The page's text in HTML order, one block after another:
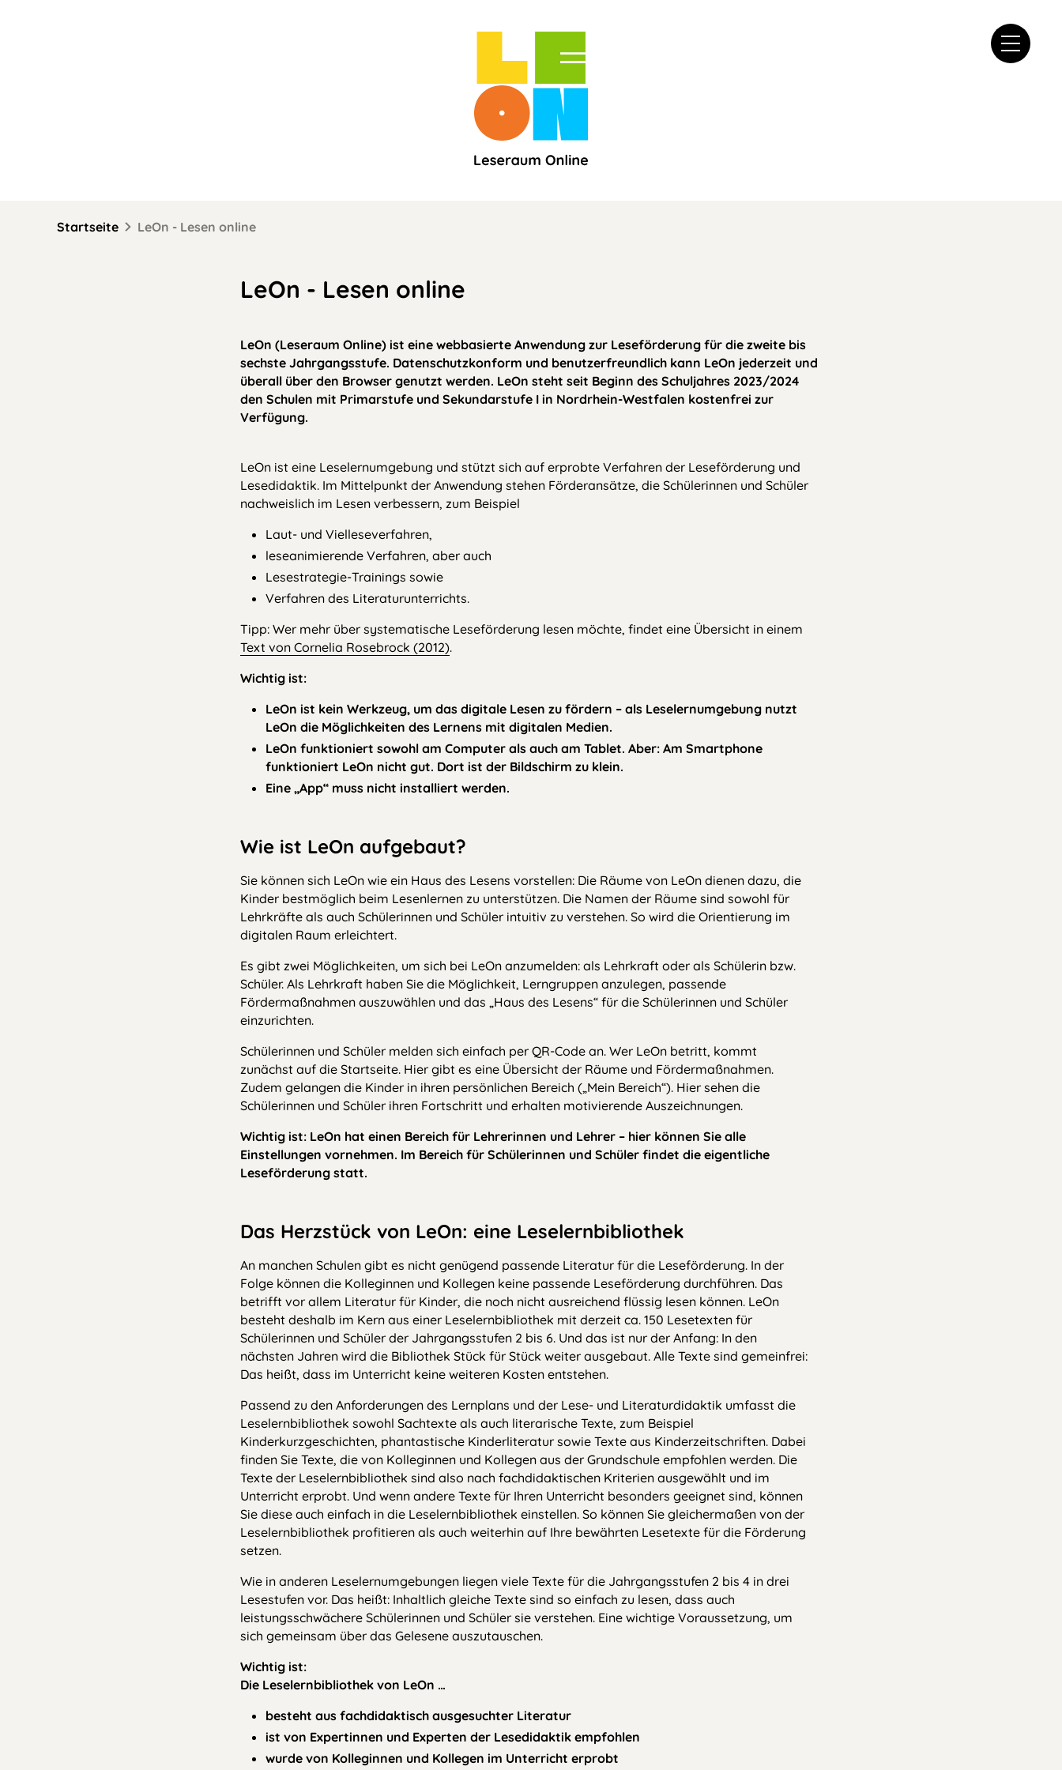
Startseite LeOn - Lesen online
LeOn - Lesen online
LeOn (Leseraum Online) ist eine webbasierte Anwendung zur Leseförderung für die zweite bis
sechste Jahrgangsstufe. Datenschutzkonform und benutzerfreundlich kann LeOn jederzeit und
überall über den Browser genutzt werden. LeOn steht seit Beginn des Schuljahres 2023/2024
den Schulen mit Primarstufe und Sekundarstufe I in Nordrhein-Westfalen kostenfrei zur
Verfügung.
LeOn ist eine Leselernumgebung und stützt sich auf erprobte Verfahren der Leseförderung und
Lesedidaktik. Im Mittelpunkt der Anwendung stehen Förderansätze, die Schülerinnen und Schüler
nachweislich im Lesen verbessern, zum Beispiel
Laut- und Vielleseverfahren,
leseanimierende Verfahren, aber auch
Lesestrategie-Trainings sowie
Verfahren des Literaturunterrichts.
Tipp: Wer mehr über systematische Leseförderung lesen möchte, findet eine Übersicht in einem
Text von Cornelia Rosebrock (2012).
Wichtig ist:
LeOn ist kein Werkzeug, um das digitale Lesen zu fördern – als Leselernumgebung nutzt
LeOn die Möglichkeiten des Lernens mit digitalen Medien.
LeOn funktioniert sowohl am Computer als auch am Tablet. Aber: Am Smartphone
funktioniert LeOn nicht gut. Dort ist der Bildschirm zu klein.
Eine „App“ muss nicht installiert werden.
Wie ist LeOn aufgebaut?
Sie können sich LeOn wie ein Haus des Lesens vorstellen: Die Räume von LeOn dienen dazu, die
Kinder bestmöglich beim Lesenlernen zu unterstützen. Die Namen der Räume sind sowohl für
Lehrkräfte als auch Schülerinnen und Schüler intuitiv zu verstehen. So wird die Orientierung im
digitalen Raum erleichtert.
Es gibt zwei Möglichkeiten, um sich bei LeOn anzumelden: als Lehrkraft oder als Schülerin bzw.
Schüler. Als Lehrkraft haben Sie die Möglichkeit, Lerngruppen anzulegen, passende
Fördermaßnahmen auszuwählen und das „Haus des Lesens“ für die Schülerinnen und Schüler
einzurichten.
Schülerinnen und Schüler melden sich einfach per QR-Code an. Wer LeOn betritt, kommt
zunächst auf die Startseite. Hier gibt es eine Übersicht der Räume und Fördermaßnahmen.
Zudem gelangen die Kinder in ihren persönlichen Bereich („Mein Bereich“). Hier sehen die
Schülerinnen und Schüler ihren Fortschritt und erhalten motivierende Auszeichnungen.
Wichtig ist: LeOn hat einen Bereich für Lehrerinnen und Lehrer – hier können Sie alle
Einstellungen vornehmen. Im Bereich für Schülerinnen und Schüler findet die eigentliche
Leseförderung statt.
Das Herzstück von LeOn: eine Leselernbibliothek
An manchen Schulen gibt es nicht genügend passende Literatur für die Leseförderung. In der
Folge können die Kolleginnen und Kollegen keine passende Leseförderung durchführen. Das
betrifft vor allem Literatur für Kinder, die noch nicht ausreichend flüssig lesen können. LeOn
besteht deshalb im Kern aus einer Leselernbibliothek mit derzeit ca. 150 Lesetexten für
Schülerinnen und Schüler der Jahrgangsstufen 2 bis 6. Und das ist nur der Anfang: In den
nächsten Jahren wird die Bibliothek Stück für Stück weiter ausgebaut. Alle Texte sind gemeinfrei:
Das heißt, dass im Unterricht keine weiteren Kosten entstehen.
Passend zu den Anforderungen des Lernplans und der Lese- und Literaturdidaktik umfasst die
Leselernbibliothek sowohl Sachtexte als auch literarische Texte, zum Beispiel
Kinderkurzgeschichten, phantastische Kinderliteratur sowie Texte aus Kinderzeitschriften. Dabei
finden Sie Texte, die von Kolleginnen und Kollegen aus der Grundschule empfohlen werden. Die
Texte der Leselernbibliothek sind also nach fachdidaktischen Kriterien ausgewählt und im
Unterricht erprobt. Und wenn andere Texte für Ihren Unterricht besonders geeignet sind, können
Sie diese auch einfach in die Leselernbibliothek einstellen. So können Sie gleichermaßen von der
Leselernbibliothek profitieren als auch weiterhin auf Ihre bewährten Lesetexte für die Förderung
setzen.
Wie in anderen Leselernumgebungen liegen viele Texte für die Jahrgangsstufen 2 bis 4 in drei
Lesestufen vor. Das heißt: Inhaltlich gleiche Texte sind so einfach zu lesen, dass auch
leistungsschwächere Schülerinnen und Schüler sie verstehen. Eine wichtige Voraussetzung, um
sich gemeinsam über das Gelesene auszutauschen.
Wichtig ist:
Die Leselernbibliothek von LeOn …
besteht aus fachdidaktisch ausgesuchter Literatur
ist von Expertinnen und Experten der Lesedidaktik empfohlen
wurde von Kolleginnen und Kollegen im Unterricht erprobt